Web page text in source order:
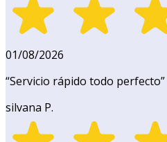
01/08/2026
“Servicio rápido todo perfecto”
silvana P.